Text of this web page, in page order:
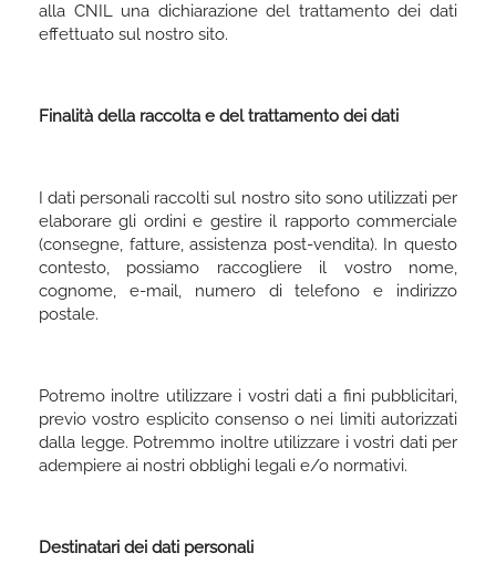
alla CNIL una dichiarazione del trattamento dei dati
effettuato sul nostro sito.
Finalità della raccolta e del trattamento dei dati
I dati personali raccolti sul nostro sito sono utilizzati per
elaborare gli ordini e gestire il rapporto commerciale
(consegne, fatture, assistenza post-vendita). In questo
contesto, possiamo raccogliere il vostro nome,
cognome, e-mail, numero di telefono e indirizzo
postale.
Potremo inoltre utilizzare i vostri dati a fini pubblicitari,
previo vostro esplicito consenso o nei limiti autorizzati
dalla legge. Potremmo inoltre utilizzare i vostri dati per
adempiere ai nostri obblighi legali e/o normativi.
Destinatari dei dati personali